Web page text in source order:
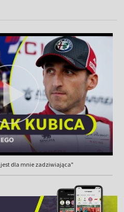
jest dla mnie zadziwiająca"